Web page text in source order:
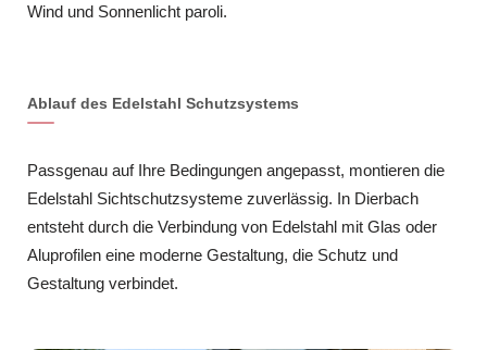
Wind und Sonnenlicht paroli.
Ablauf des Edelstahl Schutzsystems
Passgenau auf Ihre Bedingungen angepasst, montieren die
Edelstahl Sichtschutzsysteme zuverlässig. In Dierbach
entsteht durch die Verbindung von Edelstahl mit Glas oder
Aluprofilen eine moderne Gestaltung, die Schutz und
Gestaltung verbindet.